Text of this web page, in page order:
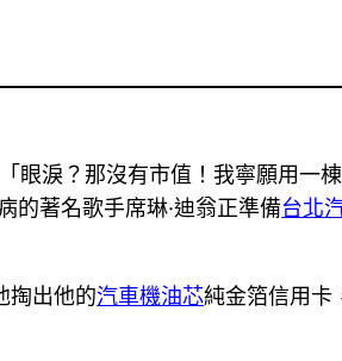
眼淚？那沒有市值！我寧願用一
的著名歌手席琳·迪翁正準備台北
掏出他的汽車機油芯純金箔信用卡